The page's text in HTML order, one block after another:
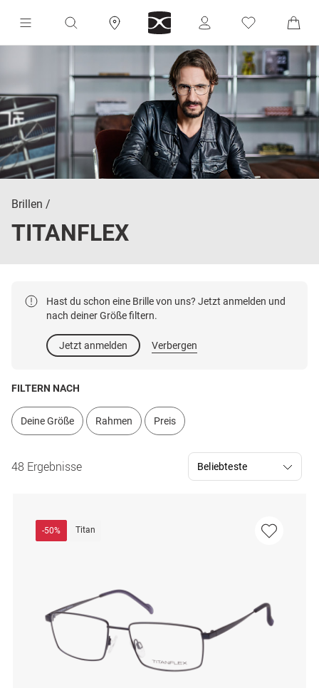
Brillen
TITANFLEX
Hast du schon eine Brille von uns? Jetzt anmelden und
nach deiner Größe filtern.
Jetzt anmelden Verbergen
FILTERN NACH
Deine Größe Rahmen Preis
48 Ergebnisse
-50% Titan